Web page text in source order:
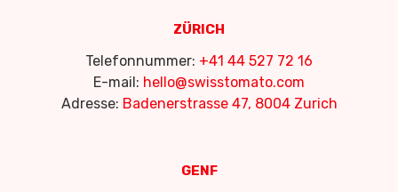
ZÜRICH
Telefonnummer: +41 44 527 72 16
E-mail: hello@swisstomato.com
Adresse: Badenerstrasse 47, 8004 Zurich
GENF